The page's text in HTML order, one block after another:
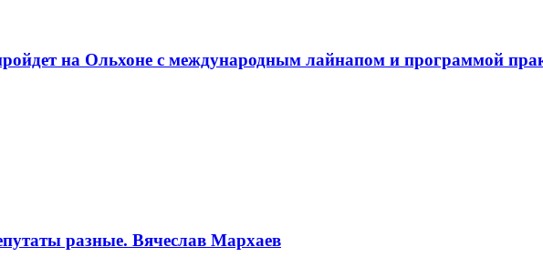
на Ольхоне с международным лайнапом и программой
разные. Вячеслав Мархаев